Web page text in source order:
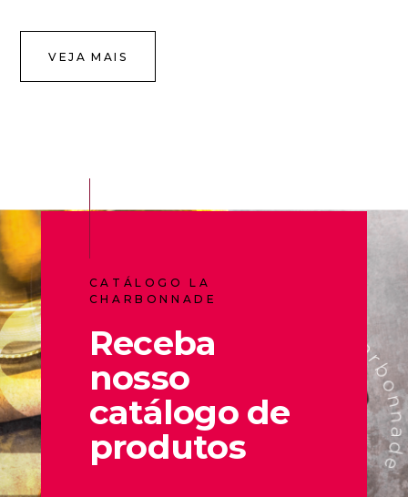
VEJA MAIS
CATÁLOGO LA
CHARBONNADE
Receba
nosso
catálogo de
produtos